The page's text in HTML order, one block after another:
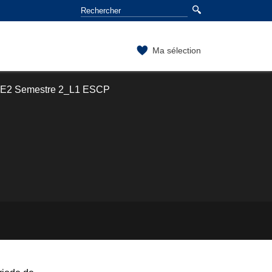
Ma sélection
Semestre 2_L1 ESCP